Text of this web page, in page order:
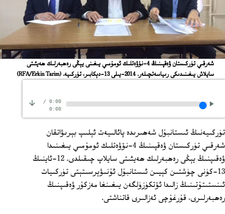
شەرقىي تۈركىستان ۋەقپىنىڭ 4-نۆۋەتلىك ئومۇمىي يىغىنى يېڭى رەھبەرلىك ھەيئىتى
سايلاش يىغىنىدىكى رىياسەتچىلەر. 2014-يىلى 13-دېكابىر، تۈركىيە.
(RFA/Erkin Tarim)
0:00
/
0:00
تۈركىيەنىڭ ئىستانبۇل شەھىرىدە پائالىيەت ئېلىپ بېرىۋاتقان
شەرقىي تۈركىستان ۋەقپىنىڭ 4-نۆۋەتلىك ئومۇمىي يىغىنىدا
ۋەقىپنىڭ يېڭى رەھبەرلىك ھەيئىتى سايلاپ چىقىلدى. 12-ئاينىڭ
13-كۈنى چۈشتىن كېيىن ئىستانبۇل ئۇنىۋېرسىتېتى تۈركىيات
ئىنستىتۇتىنىڭ زالىدا ئۆتكۈزۈلگەن يىغىنغا مەزكۇر ۋەقىپنىڭ
رەھبەرلىرى، قۇرغۇچى ئەزالىرى قاتناشتى.